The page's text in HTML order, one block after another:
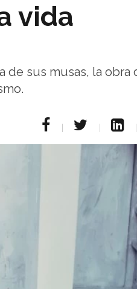
vida
de sus musas, la obra